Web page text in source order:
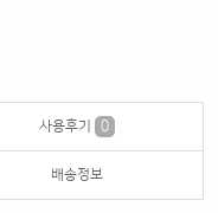
사용후기 0
배송정보